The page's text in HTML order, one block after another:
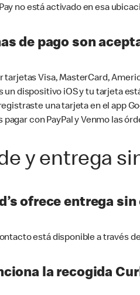
no está activado en esa
de pago son
tarjetas Visa, MasterCard,
un dispositivo iOS y tu tarjeta
registraste una tarjeta en el app
pagar con PayPal y Venmo las
y entrega
ofrece entrega
está disponible a través
la recogida